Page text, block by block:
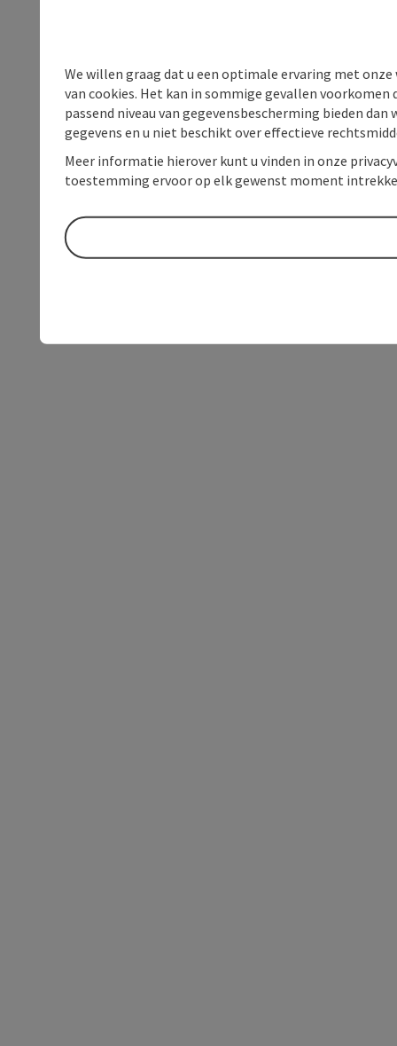
We willen graag dat u een optimale ervaring met
van cookies. Het kan in sommige gevallen voorkomen
passend niveau van gegevensbescherming bieden
gegevens en u niet beschikt over effectieve
Meer informatie hierover kunt u vinden in onze
toestemming ervoor op elk gewenst moment